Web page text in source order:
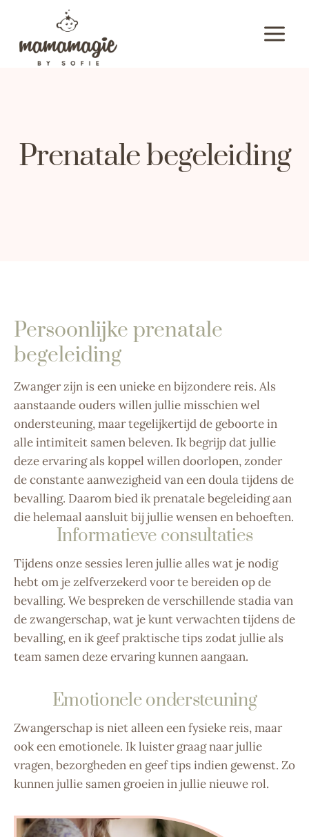
content
Prenatale begeleiding
Persoonlijke prenatale
begeleiding
Zwanger zijn is een unieke en bijzondere reis. Als
aanstaande ouders willen jullie misschien wel
ondersteuning, maar tegelijkertijd de geboorte in
alle intimiteit samen beleven. Ik begrijp dat jullie
deze ervaring als koppel willen doorlopen, zonder
de constante aanwezigheid van een doula tijdens de
bevalling. Daarom bied ik prenatale begeleiding aan
die helemaal aansluit bij jullie wensen en behoeften.
Informatieve consultaties
Tijdens onze sessies leren jullie alles wat je nodig
hebt om je zelfverzekerd voor te bereiden op de
bevalling. We bespreken de verschillende stadia van
de zwangerschap, wat je kunt verwachten tijdens de
bevalling, en ik geef praktische tips zodat jullie als
team samen deze ervaring kunnen aangaan.
Emotionele ondersteuning
Zwangerschap is niet alleen een fysieke reis, maar
ook een emotionele. Ik luister graag naar jullie
vragen, bezorgheden en geef tips indien gewenst. Zo
kunnen jullie samen groeien in jullie nieuwe rol.